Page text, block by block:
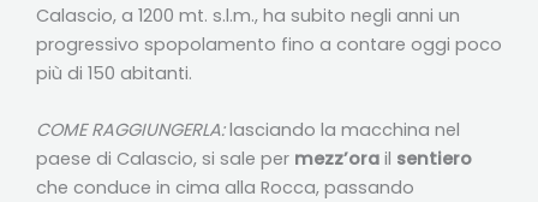
Calascio, a 1200 mt. s.l.m., ha subito negli anni un
progressivo spopolamento fino a contare oggi poco
più di 150 abitanti.
COME RAGGIUNGERLA:lasciando la macchina nel
paese di Calascio, si sale per mezz’ora il sentiero
che conduce in cima alla Rocca, passando